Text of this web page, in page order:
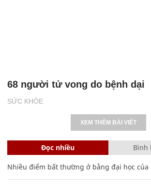
SỨC KHỎE
68 người tử vong do bệnh dại
XEM THÊM BÀI VIẾT
Đọc nhiều Bình
Nhiều điểm bất thường ở bằng đại học của